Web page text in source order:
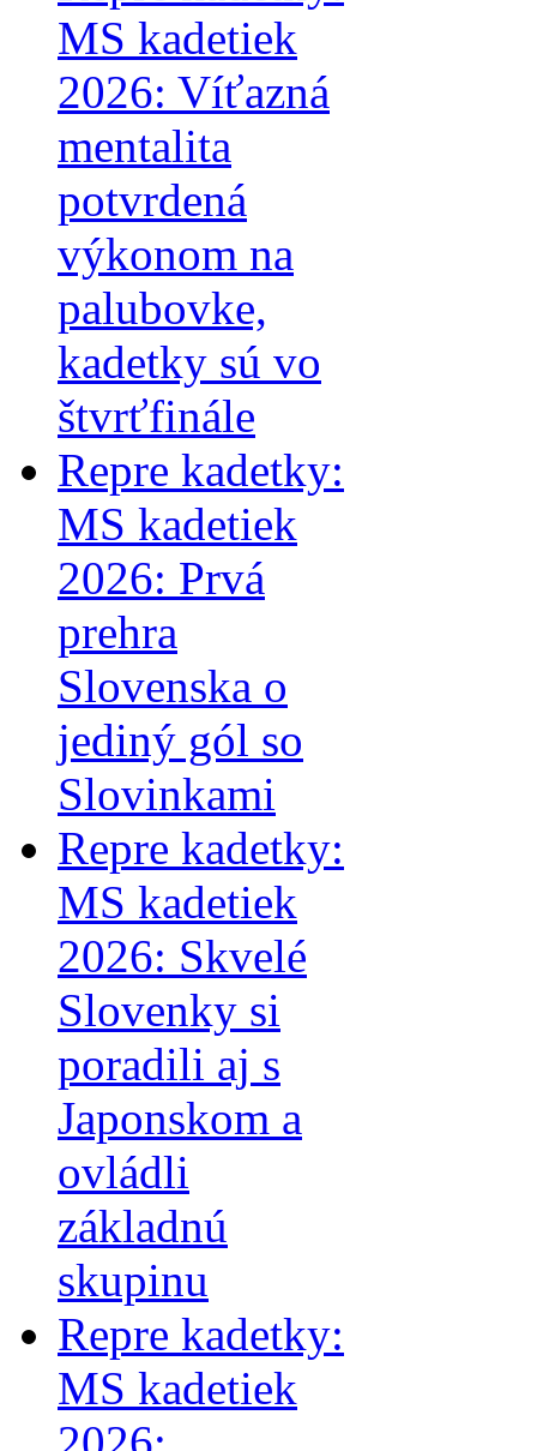
MS kadetiek
2026: Víťazná
mentalita
potvrdená
výkonom na
palubovke,
kadetky sú vo
štvrťfinále
Repre kadetky:
MS kadetiek
2026: Prvá
prehra
Slovenska o
jediný gól so
Slovinkami
Repre kadetky:
MS kadetiek
2026: Skvelé
Slovenky si
poradili aj s
Japonskom a
ovládli
základnú
skupinu
Repre kadetky:
MS kadetiek